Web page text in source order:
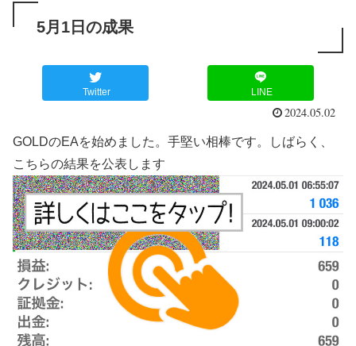
5月1日の成果
Twitter LINE
2024.05.02
GOLDのEAを始めました。手堅い相棒です。しばらく、
こちらの結果を公表します